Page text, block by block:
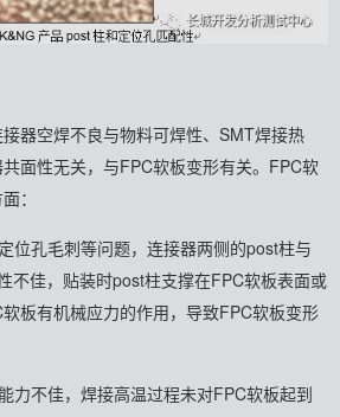
器空焊不良与物料可焊性、SMT焊接热
面性无关，与FPC软板变形有关。FPC软
：
位孔毛刺等问题，连接器两侧的post柱与
不佳，贴装时post柱支撑在FPC软板表面或
板有机械应力的作用，导致FPC软板变形
力不佳，焊接高温过程未对FPC软板起到